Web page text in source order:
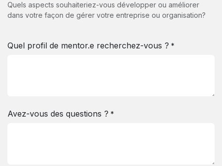
Quels aspects souhaiteriez-vous développer ou améliorer
dans votre façon de gérer votre entreprise ou organisation?
Quel profil de mentor.e recherchez-vous ? *
Avez-vous des questions ? *